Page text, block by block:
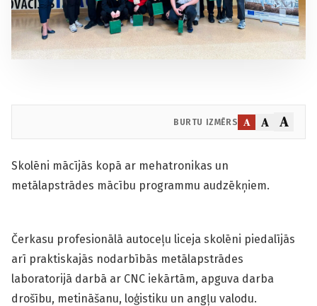
BURTU IZMĒRS A A A
Skolēni mācījās kopā ar mehatronikas un
metālapstrādes mācību programmu audzēkņiem.
Čerkasu profesionālā autoceļu liceja skolēni piedalījās
arī praktiskajās nodarbībās metālapstrādes
laboratorijā darbā ar CNC iekārtām, apguva darba
drošību, metināšanu, loģistiku un angļu valodu.